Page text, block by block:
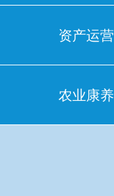
资产运营
农业康养